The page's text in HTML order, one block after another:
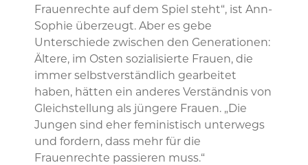
Frauenrechte auf dem Spiel steht“, ist Ann-
Sophie überzeugt. Aber es gebe
Unterschiede zwischen den Generationen:
Ältere, im Osten sozialisierte Frauen, die
immer selbstverständlich gearbeitet
haben, hätten ein anderes Verständnis von
Gleichstellung als jüngere Frauen. „Die
Jungen sind eher feministisch unterwegs
und fordern, dass mehr für die
Frauenrechte passieren muss.“